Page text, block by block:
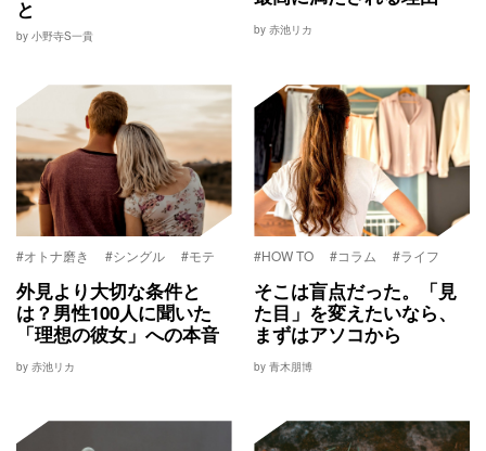
と
by 小野寺S一貴 by 赤池リカ
#オトナ磨き #シングル #モテ
外見より大切な条件と
は？男性100人に聞いた
「理想の彼女」への本音
by 赤池リカ
#HOW TO #コラム #ライフ
そこは盲点だった。「見
た目」を変えたいなら、
まずはアソコから
by 青木朋博